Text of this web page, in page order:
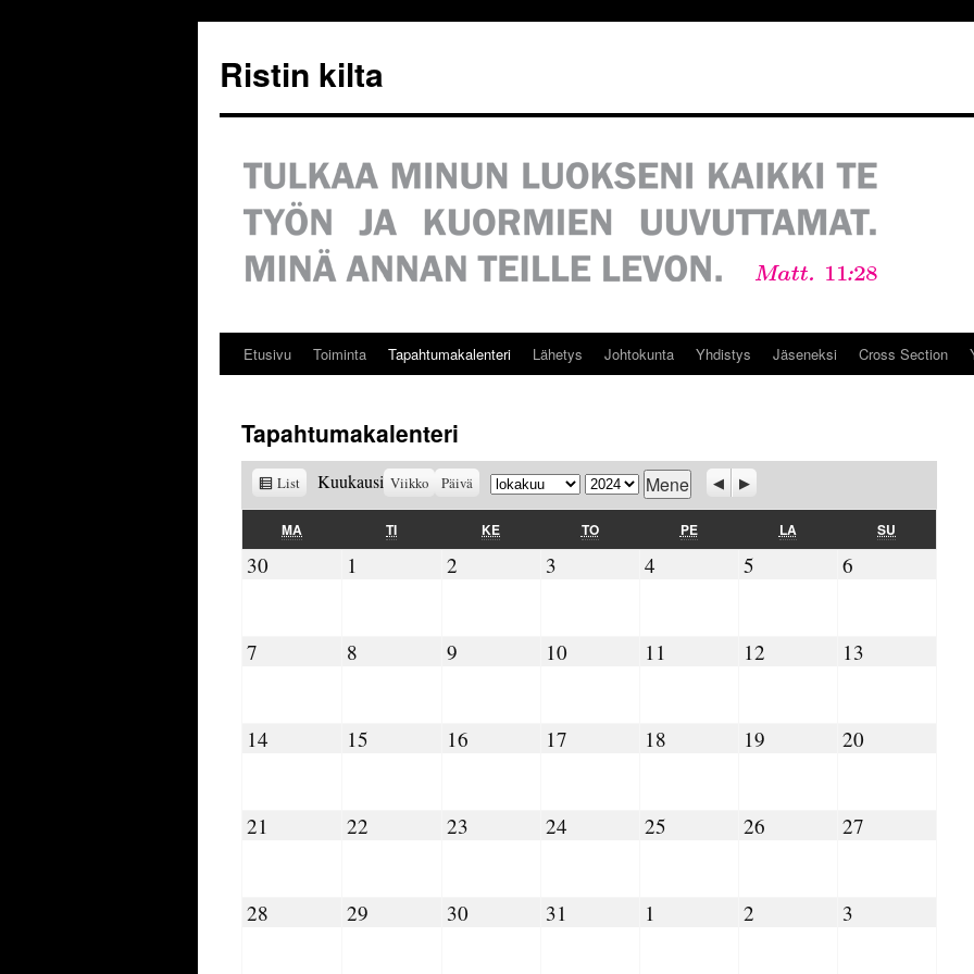
Ristin kilta
Etusivu Toiminta Tapahtumakalenteri Lähetys Johtokunta Yhdistys Jäseneksi Cross Section
Tapahtumakalenteri
View
List Kuukausi Viikko Päivä Kuukausi Vuosi Previous
Seuraava
MA TITIISTAI KEKESKIVIIKKOTOTORSTAI PEPERJANTAI LALAUANTAI SU
30 30.09.20241 01.10.2024
2 02.10.2024
3 03.10.2024
4 04.10.2024
5 05.10.2024
6
7 07.10.20248 08.10.2024
9 09.10.202410 10.10.2024
11 11.10.2024
12 12.10.2024
13
14 14.10.2024
15 15.10.2024
16 16.10.2024
17 17.10.2024
18 18.10.2024
19 19.10.2024
20
21 21.10.2024
22 22.10.2024
23 23.10.2024
24 24.10.2024
25 25.10.2024
26 26.10.2024
27
28 28.10.2024
29 29.10.2024
30 30.10.2024
31 31.10.20241 01.11.2024
2 02.11.2024
3